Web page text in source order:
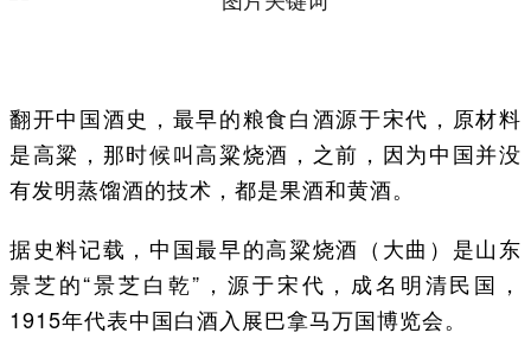
翻开中国酒史，最早的粮食白酒源于宋代，原材料
是高粱，那时候叫高粱烧酒，之前，因为中国并没
有发明蒸馏酒的技术，都是果酒和黄酒。
据史料记载，中国最早的高粱烧酒（大曲）是山东
景芝的“景芝白乾”，源于宋代，成名明清民国，
1915年代表中国白酒入展巴拿马万国博览会。